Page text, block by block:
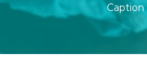
Caption